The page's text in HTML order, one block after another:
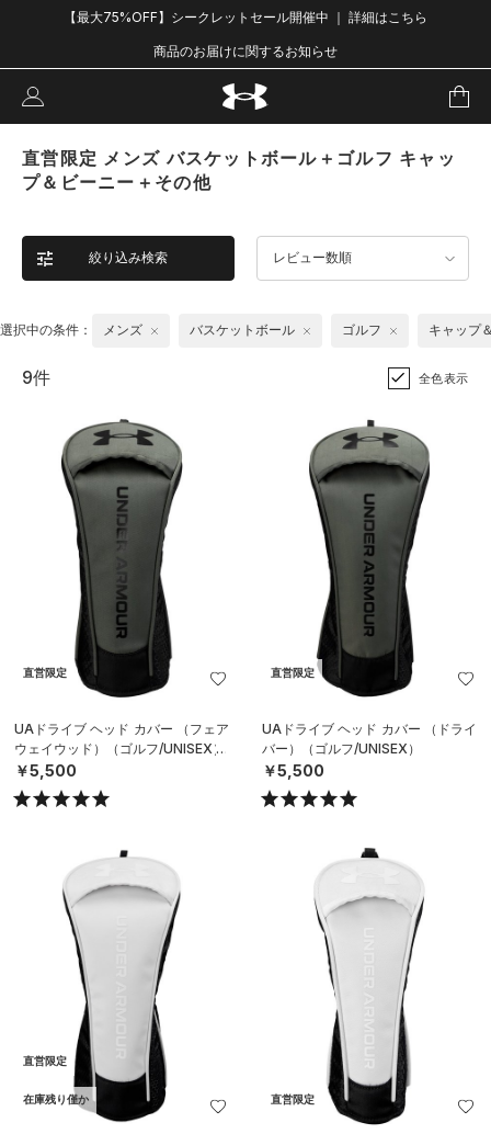
【最大75%OFF】シークレットセール開催中 ｜ 詳細はこちら
商品のお届けに関するお知らせ
直営限定 メンズ バスケットボール＋ゴルフ キャッ
プ＆ビーニー＋その他
絞り込み検索 レビュー数順
選択中の条件： メンズ バスケットボール ゴルフ キャップ
9件 全色表示
直営限定
UAドライブ ヘッド カバー （フェア
ウェイウッド）（ゴルフ/UNISEX）
￥5,500
直営限定
UAドライブ ヘッド カバー （ドライ
バー）（ゴルフ/UNISEX）
￥5,500
直営限定
在庫残り僅か 直営限定